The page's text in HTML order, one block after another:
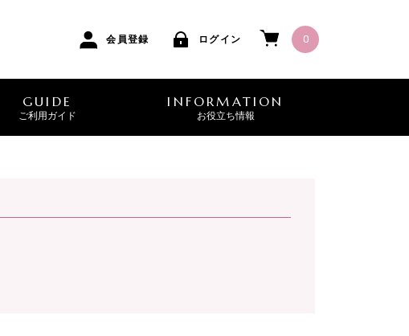
会員登録 ログイン 0
GUIDE
ご利用ガイド
INFORMATION
お役立ち情報